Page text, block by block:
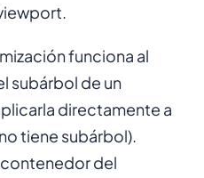
funciona al
subárbol de un
directamente a
tiene subárbol).
del